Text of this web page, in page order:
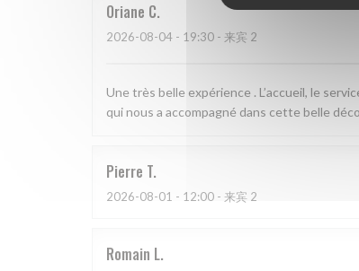
Oriane C
2026-08-04 - 19:30 - 来宾 2
Une très belle expérience . L’accueil, le
qui nous a accompagné dans cette belle
Pierre T
2026-08-01 - 12:00 - 来宾 2
Romain L